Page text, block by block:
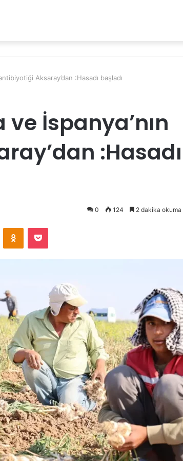
Aksaray’dan :Hasadı başladı
İspanya’nın
:Hasadı
0 124 2 dakika okuma
Odnoklassniki
Pocket